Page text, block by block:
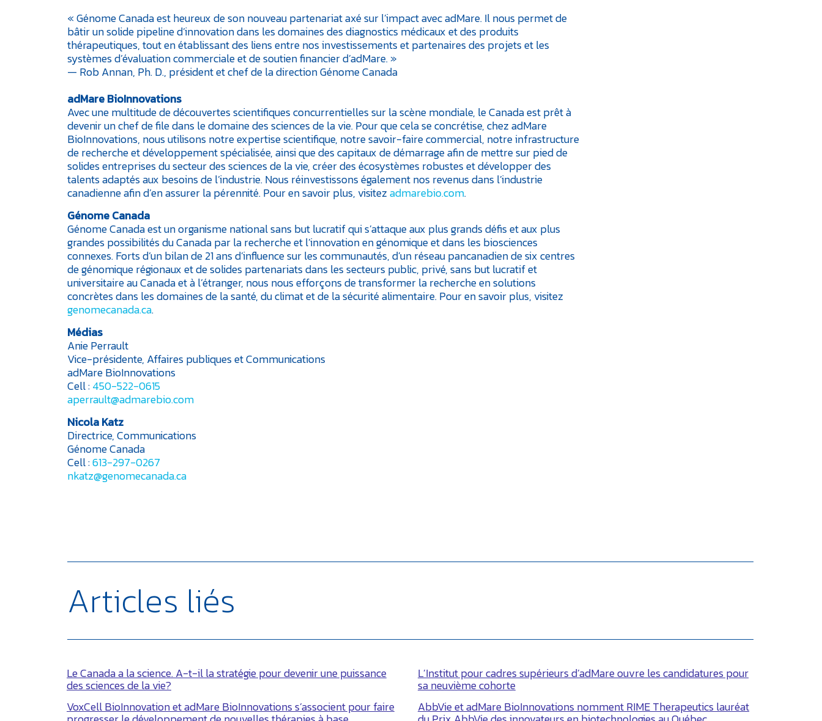
« Génome Canada est heureux de son nouveau partenariat axé sur l’impact avec adMare. Il nous permet de
bâtir un solide pipeline d’innovation dans les domaines des diagnostics médicaux et des produits
thérapeutiques, tout en établissant des liens entre nos investissements et partenaires des projets et les
systèmes d’évaluation commerciale et de soutien financier d’adMare. »
— Rob Annan, Ph. D., président et chef de la direction Génome Canada
adMare BioInnovations
Avec une multitude de découvertes scientifiques concurrentielles sur la scène mondiale, le Canada est prêt à
devenir un chef de file dans le domaine des sciences de la vie. Pour que cela se concrétise, chez adMare
BioInnovations, nous utilisons notre expertise scientifique, notre savoir-faire commercial, notre infrastructure
de recherche et développement spécialisée, ainsi que des capitaux de démarrage afin de mettre sur pied de
solides entreprises du secteur des sciences de la vie, créer des écosystèmes robustes et développer des
talents adaptés aux besoins de l’industrie. Nous réinvestissons également nos revenus dans l’industrie
canadienne afin d’en assurer la pérennité. Pour en savoir plus, visitezadmarebio.com.
Génome Canada
Génome Canada est un organisme national sans but lucratif qui s’attaque aux plus grands défis et aux plus
grandes possibilités du Canada par la recherche et l’innovation en génomique et dans les biosciences
connexes. Forts d’un bilan de 21 ans d’influence sur les communautés, d’un réseau pancanadien de six centres
de génomique régionaux et de solides partenariats dans les secteurs public, privé, sans but lucratif et
universitaire au Canada et à l’étranger, nous nous efforçons de transformer la recherche en solutions
concrètes dans les domaines de la santé, du climat et de la sécurité alimentaire. Pour en savoir plus, visitez
genomecanada.ca.
Médias
Anie Perrault
Vice-présidente, Affaires publiques et Communications
adMare BioInnovations
Cell :450-522-0615
aperrault@admarebio.com
Nicola Katz
Directrice, Communications
Génome Canada
Cell :613-297-0267
nkatz@genomecanada.ca
Articles liés
Le Canada a la science. A-t-il la stratégie pour devenir une puissance
des sciences de la vie?
L’Institut pour cadres supérieurs d’adMare ouvre les candidatures pour
sa neuvième cohorte
VoxCell BioInnovation et adMare BioInnovations s’associent pour faire
AbbVie et adMare BioInnovations nomment RIME Therapeutics lauréat